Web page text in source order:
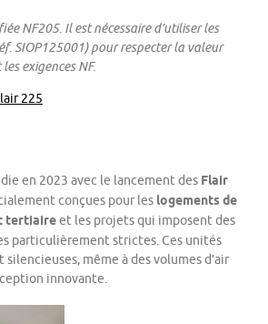
NF205. Il est nécessaire d’utiliser les
SIOP125001) pour respecter la valeur
exigences NF.
225
en 2023 avec le lancement des Flair
conçues pour les logements de
tertiaireet les projets qui imposent des
particulièrement strictes. Ces unités
même à des volumes d’air
innovante.